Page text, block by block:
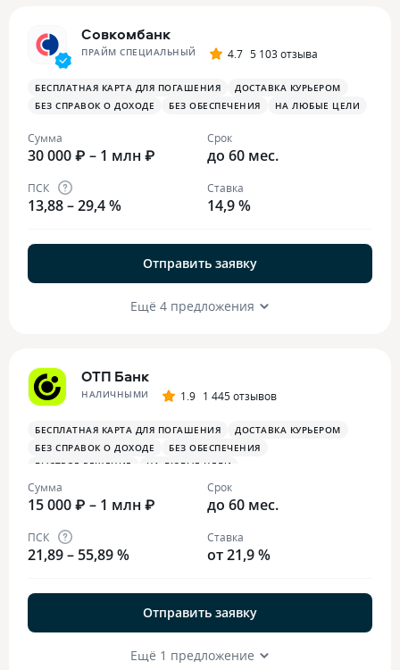
Совкомбанк
ПРАЙМ СПЕЦИАЛЬНЫЙ 4.7 5 103 отзыва
БЕСПЛАТНАЯ КАРТА ДЛЯ ПОГАШЕНИЯ
ДОСТАВКА КУРЬЕРОМ
БЕЗ СПРАВОК О ДОХОДЕ
БЕЗ ОБЕСПЕЧЕНИЯ НА ЛЮБЫЕ ЦЕЛИ
Сумма
30 000 ₽ – 1 млн ₽
Срок
до 60 мес.
ПСК
13,88 – 29,4 %
Ставка
14,9 %
Отправить заявку
Ещё 4 предложения
ОТП Банк
НАЛИЧНЫМИ 1.9 1 445 отзывов
БЕСПЛАТНАЯ КАРТА ДЛЯ ПОГАШЕНИЯ
ДОСТАВКА КУРЬЕРОМ
БЕЗ СПРАВОК О ДОХОДЕ
БЕЗ ОБЕСПЕЧЕНИЯ
БЫСТРОЕ РЕШЕНИЕ
НА ЛЮБЫЕ ЦЕЛИ
Сумма
15 000 ₽ – 1 млн ₽
Срок
до 60 мес.
ПСК
21,89 – 55,89 %
Ставка
от 21,9 %
Отправить заявку
Ещё 1 предложение